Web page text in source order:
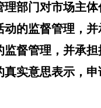
理部门对市场主
的监督管理，并
监督管理，并承
实意思表示，